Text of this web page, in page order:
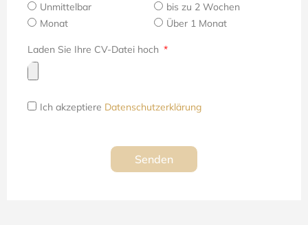
Unmittelbar
bis zu 2 Wochen
Monat
Über 1 Monat
Laden Sie Ihre CV-Datei hoch
Ich akzeptiere Datenschutzerklärung
Senden